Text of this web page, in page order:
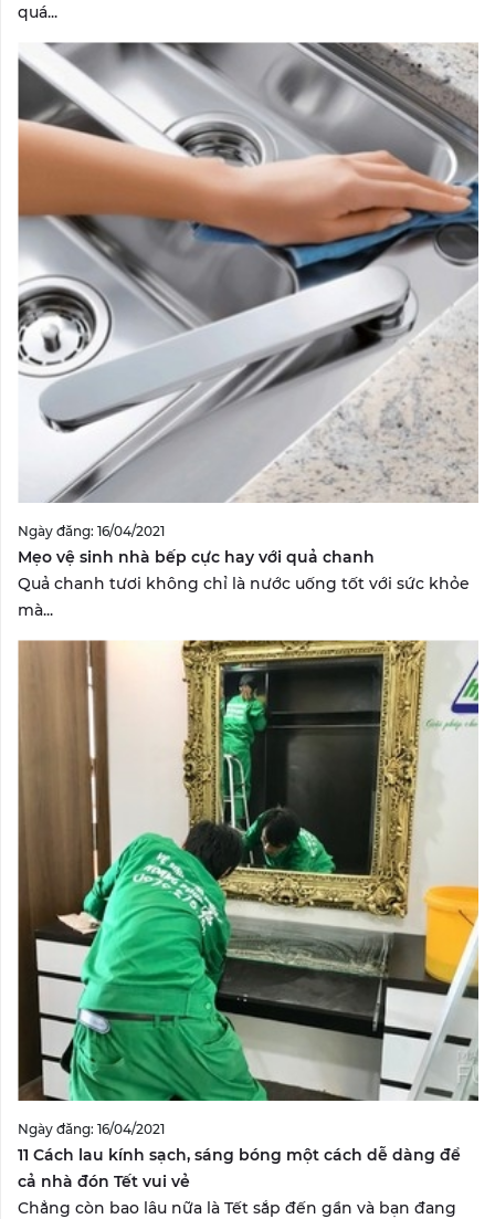
quá...
Ngày đăng: 16/04/2021
Mẹo vệ sinh nhà bếp cực hay với quả chanh
Quả chanh tươi không chỉ là nước uống tốt với sức khỏe
mà...
Ngày đăng: 16/04/2021
11 Cách lau kính sạch, sáng bóng một cách dễ dàng để
cả nhà đón Tết vui vẻ
Chẳng còn bao lâu nữa là Tết sắp đến gần và bạn đang